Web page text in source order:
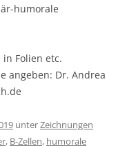
humorale
Folien etc.
angeben: Dr. Andrea
unterZeichnungen
, B-Zellen, humorale